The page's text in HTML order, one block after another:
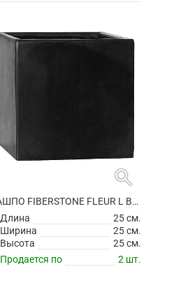
search
КАШПО FIBERSTONE FLEUR L BLACK
Длина
25 см.
Ширина
25 см.
Высота
25 см.
Продается по
2 шт.